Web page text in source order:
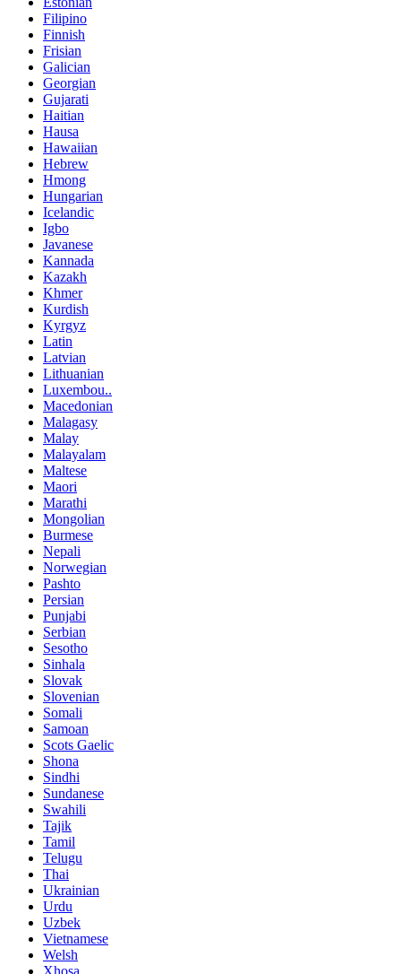
Filipino
Finnish
Frisian
Galician
Georgian
Gujarati
Haitian
Hausa
Hawaiian
Hebrew
Hmong
Hungarian
Icelandic
Igbo
Javanese
Kannada
Kazakh
Khmer
Kurdish
Kyrgyz
Latin
Latvian
Lithuanian
Luxembou..
Macedonian
Malagasy
Malay
Malayalam
Maltese
Maori
Marathi
Mongolian
Burmese
Nepali
Norwegian
Pashto
Persian
Punjabi
Serbian
Sesotho
Sinhala
Slovak
Slovenian
Somali
Samoan
Scots Gaelic
Shona
Sindhi
Sundanese
Swahili
Tajik
Tamil
Telugu
Thai
Ukrainian
Urdu
Uzbek
Vietnamese
Welsh